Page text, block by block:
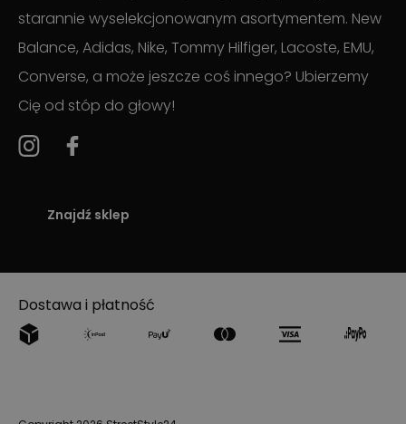
starannie wyselekcjonowanym asortymentem. New
Balance, Adidas, Nike, Tommy Hilfiger, Lacoste, EMU,
Converse, a może jeszcze coś innego? Ubierzemy
Cię od stóp do głowy!
Znajdź sklep
Dostawa i płatność